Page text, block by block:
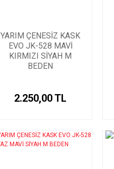
YARIM ÇENESİZ KASK
EVO JK-528 MAVİ
KIRMIZI SİYAH M
BEDEN
2.250,00 TL